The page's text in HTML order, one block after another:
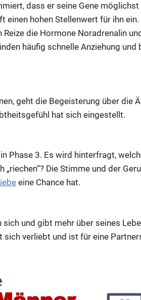
dass er seine Gene
einen hohen Stellenwert für ihn
Reize die Hormone Noradrenalin
häufig schnelle Anziehung
geht die Begeisterung über die
hat sich eingestellt.
Phase 3. Es wird hinterfragt,
„riechen“? Die Stimme und der
eine Chance hat.
und gibt mehr über seines
sich verliebt und ist für eine